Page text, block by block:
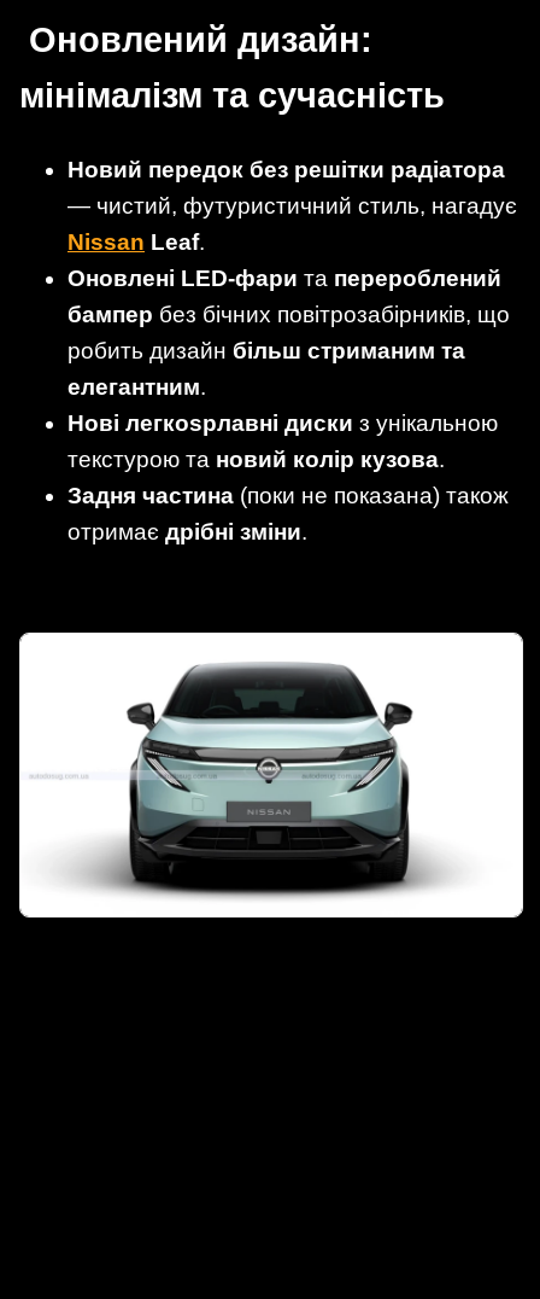
Оновлений дизайн:
мінімалізм та сучасність
Новий передок без решітки радіатора
— чистий, футуристичний стиль, нагадує
Nissan Leaf.
Оновлені LED-фари та перероблений
бампер без бічних повітрозабірників, що
робить дизайн більш стриманим та
елегантним.
Нові легкospлавні диски з унікальною
текстурою та новий колір кузова.
Задня частина (поки не показана) також
отримає дрібні зміни.